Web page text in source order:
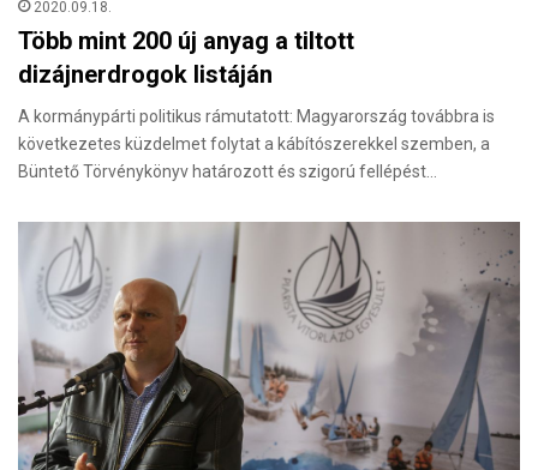
2020.09.18.
Több mint 200 új anyag a tiltott
dizájnerdrogok listáján
A kormánypárti politikus rámutatott: Magyarország továbbra is
következetes küzdelmet folytat a kábítószerekkel szemben, a
Büntető Törvénykönyv határozott és szigorú fellépést…